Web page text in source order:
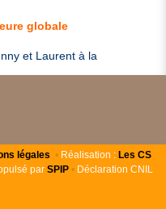
et Laurent à la
légales • Réalisation : Les CS
par SPIP • Déclaration CNIL